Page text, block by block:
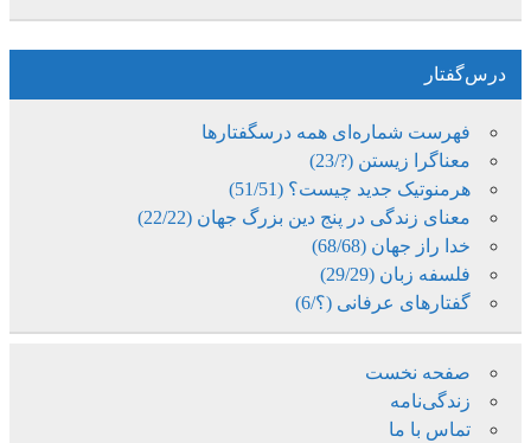
درس‌گفتار
فهرست شماره‌ای همه درسگفتارها
معناگرا زیستن (?/23)
هرمنوتیک جدید چیست؟ (51/51)
معنای زندگی در پنج دین بزرگ جهان (22/22)
خدا راز جهان (68/68)
فلسفه زبان (29/29)
گفتارهای عرفانی (؟/6)
صفحه نخست
زندگی‌نامه
تماس با ما